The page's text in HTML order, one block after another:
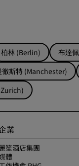
柏林 (Berlin) 布達
徹斯特 (Manchester)
業
笙酒店集團
體